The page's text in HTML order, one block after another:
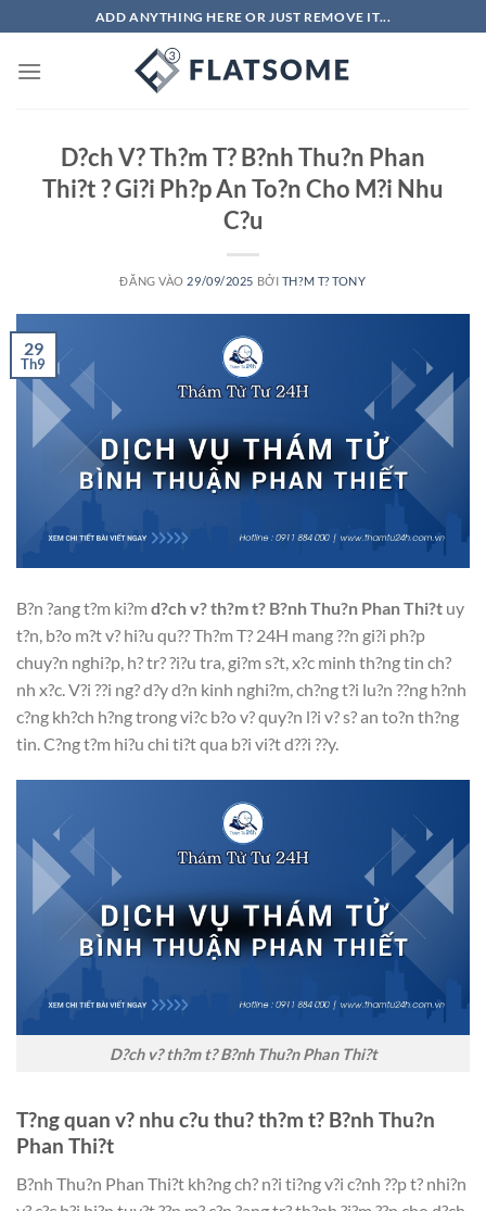
qua
nội
ADD ANYTHING HERE OR JUST REMOVE IT...
D?ch V? Th?m T? B?nh Thu?n Phan
Thi?t ? Gi?i Ph?p An To?n Cho M?i Nhu
C?u
ĐĂNG VÀO 29/09/2025 BỞI TH?M T? TONY
29
Th9
B?n ?ang t?m ki?m d?ch v? th?m t? B?nh Thu?n Phan Thi?t uy
t?n, b?o m?t v? hi?u qu?? Th?m T? 24H mang ??n gi?i ph?p
chuy?n nghi?p, h? tr? ?i?u tra, gi?m s?t, x?c minh th?ng tin ch?
nh x?c. V?i ??i ng? d?y d?n kinh nghi?m, ch?ng t?i lu?n ??ng h?nh
c?ng kh?ch h?ng trong vi?c b?o v? quy?n l?i v? s? an to?n th?ng
tin. C?ng t?m hi?u chi ti?t qua b?i vi?t d??i ??y.
D?ch v? th?m t? B?nh Thu?n Phan Thi?t
T?ng quan v? nhu c?u thu? th?m t? B?nh Thu?n
Phan Thi?t
B?nh Thu?n Phan Thi?t kh?ng ch? n?i ti?ng v?i c?nh ??p t? nhi?n